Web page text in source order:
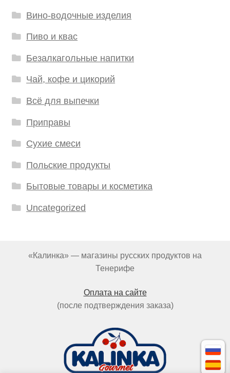
Вино-водочные изделия
Пиво и квас
Безалкагольные напитки
Чай, кофе и цикорий
Всё для выпечки
Приправы
Сухие смеси
Польские продукты
Бытовые товары и косметика
Uncategorized
«Калинка» — магазины русских продуктов на
Тенерифе
Оплата на сайте
(после подтверждения заказа)